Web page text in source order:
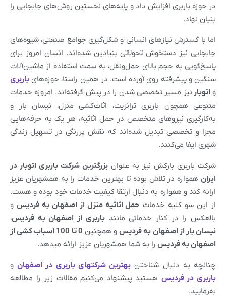
در حوزه باربری افزایش داد و پایه‌های نخستین روش‌های جابجایی را
بنیان نهاد.
اما با گسترش نیازهای انسانی و شکل‌گیری جوامع صنعتی، شیوه‌های
جابجایی نیز دستخوش تحولاتی بنیادین شده‌اند. انسان امروز برای
پاسخ‌گویی به حجم بالای حمل‌ونقل، به سمت استفاده از ماشین‌آلات
سنگین و پیشرفته روی آورده است. در همین راستا، حوزه‌های باربری
و اتوبار نیز مسیر تخصصی شدن را در پیش گرفته‌اند. امروزه خدمات
متنوعی همچون باربری ترانزیت، اثاث‌کشی منزل، نیسان بار و
به‌کارگیری نیروهای متخصص در حمل اثاثیه، هر یک به حرفه‌هایی
مجزا و تخصصی تبدیل شده‌اند که نقش پررنگی در تسهیل زندگی
شهری ایفا می‌کنند.
شرکت باربری بارکش نیز به عنوان بزرگترین شرکت باربری اتوبار در
ایران همواره در تلاش بوده تا بهترین خدمات را به همشهریان عزیز
ارائه کند و همواره به دنبال ارتقا کیفیت خدمات خود بوده و هست.
از این سو کلیه خدمات حمل اثاثیه منزل از اصفهان به فردیس و
بالعکس را در کنار خدماتی مانندباربری از اصفهانبه فردیس،
نیسان بار از اصفهان بهفردیسو همچنین 0 تا 100 اسباب کشی از
اصفهانبهفردیس را به شما همشهریان عزیز ارائه میدهد.
چنانچه به دنبال شناختن بهترین شرکتهای باربری در اصفهانو
باربری درفردیس هستید پیشنهاد می‌کنیم مقالات زیر را مطالعه
بفرمایید.